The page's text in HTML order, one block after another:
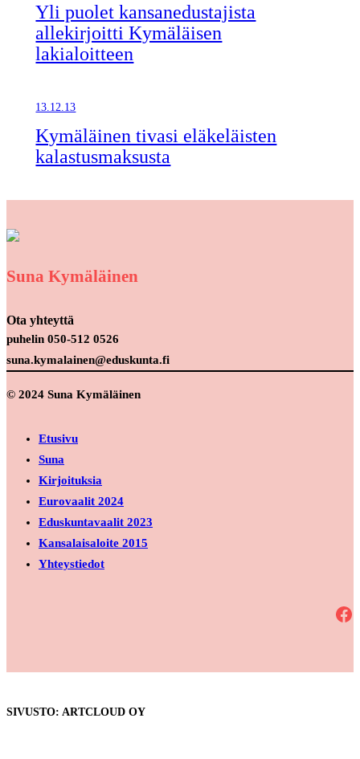
Yli puolet kansanedustajista
allekirjoitti Kymäläisen
lakialoitteen
13.12.13
Kymäläinen tivasi eläkeläisten
kalastusmaksusta
Suna Kymäläinen
Ota yhteyttä
puhelin 050-512 0526
suna.kymalainen@eduskunta.fi
© 2024 Suna Kymäläinen
Etusivu
Suna
Kirjoituksia
Eurovaalit 2024
Eduskuntavaalit 2023
Kansalaisaloite 2015
Yhteystiedot
Facebook
SIVUSTO: ARTCLOUD OY